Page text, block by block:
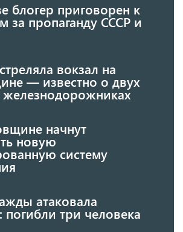
блогер приговорен к
за пропаганду СССР и
вокзал на
— известно о двух
начнут
новую
систему
атаковала
погибли три человека